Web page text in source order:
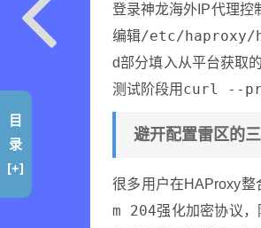
登录神龙海外IP代理控
编辑/etc/haproxy/
d部分填入从平台获取
测试阶段用 curl --
避开配置雷区的
很多用户在HAProxy
m 204强化加密协议
目
录
[+]